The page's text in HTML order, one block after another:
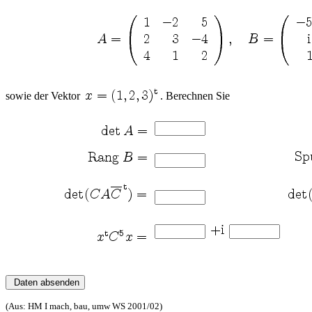
sowie der Vektor . Berechnen Sie
(Aus: HM I mach, bau, umw WS 2001/02)